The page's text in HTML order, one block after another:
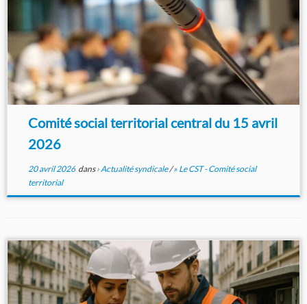
Comité social territorial central du 15 avril
2026
20 avril 2026dans› Actualité syndicale/» Le CST - Comité social
territorial